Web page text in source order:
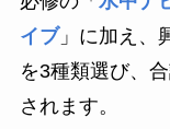
イブ」に加え、
を3種類選び、
されます。